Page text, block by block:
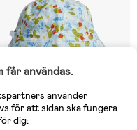
Friday
Söt, bra storlek och
utmärkt kvalitet.🩷🩵
får användas.
använder
för att sidan ska fungera
dig: